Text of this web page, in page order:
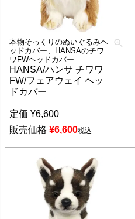
本物そっくりのぬいぐるみヘ
ッドカバー、HANSAのチワ
ワFWヘッドカバー
HANSA/ハンサ チワワ
FW/フェアウェイ ヘッ
ドカバー
定価 ¥6,600
販売価格 ¥6,600税込